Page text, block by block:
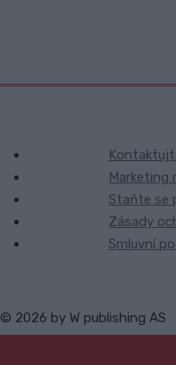
Marketing
Staňte se
Zásady
Smluvní
© 2026 by W publishing AS